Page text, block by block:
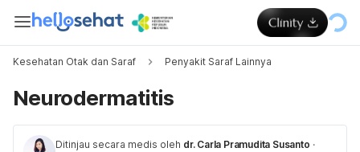
Kesehatan Otak dan Saraf Penyakit Saraf Lainnya
Neurodermatitis
Ditinjau secara medis oleh dr. Carla Pramudita Susanto ·